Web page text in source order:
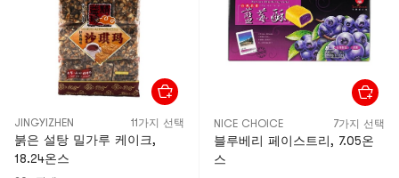
JINGYIZHEN 11가지 선택
붉은 설탕 밀가루 케이크,
18.24온스
NICE CHOICE 7가지 선택
블루베리 페이스트리, 7.05온
스